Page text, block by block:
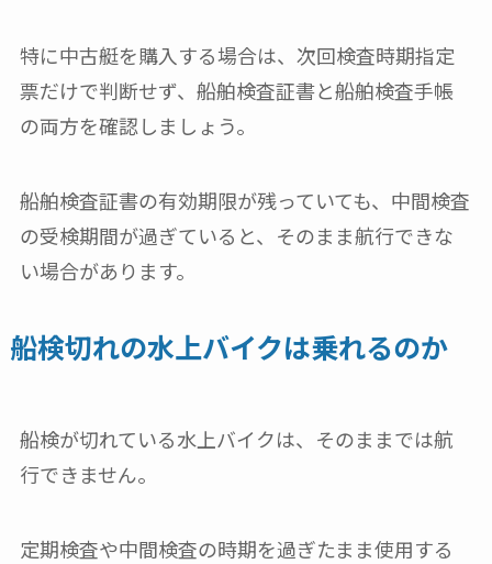
特に中古艇を購入する場合は、次回検査時期指定
票だけで判断せず、船舶検査証書と船舶検査手帳
の両方を確認しましょう。
船舶検査証書の有効期限が残っていても、中間検査
の受検期間が過ぎていると、そのまま航行できな
い場合があります。
船検切れの水上バイクは乗れるのか
船検が切れている水上バイクは、そのままでは航
行できません。
定期検査や中間検査の時期を過ぎたまま使用する